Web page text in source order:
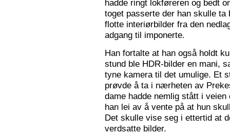
hadde ringt lokføreren og bedt
toget passerte der han skulle
flotte interiørbilder fra den
adgang til imponerte.
Han fortalte at han også holdt
stund ble HDR-bilder en mani,
tyne kamera til det umulige. Et
prøvde å ta i nærheten av
dame hadde nemlig stått i
han lei av å vente på at hun
Det skulle vise seg i ettertid at
verdsatte bilder.